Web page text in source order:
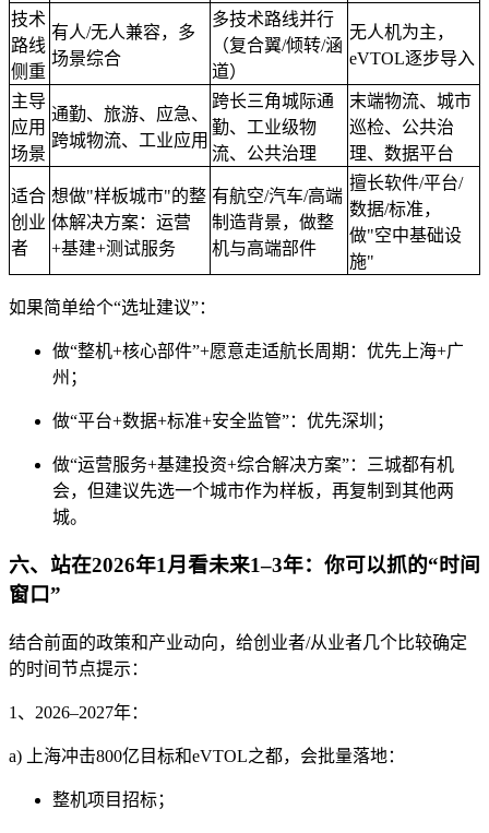
技术
路线
侧重
有人/无人兼容，多
场景综合
多技术路线并行
（复合翼/倾转/涵
道）
无人机为主，
eVTOL逐步导入
主导
应用
场景
通勤、旅游、应急、
跨城物流、工业应用
跨长三角城际通
勤、工业级物
流、公共治理
末端物流、城市
巡检、公共治
理、数据平台
适合
创业
者
想做"样板城市"的整
体解决方案：运营
+基建+测试服务
有航空/汽车/高端
制造背景，做整
机与高端部件
擅长软件/平台/
数据/标准，
做"空中基础设
施"
如果简单给个“选址建议”：
做“整机+核心部件”+愿意走适航长周期：优先上海+广
州；
做“平台+数据+标准+安全监管”：优先深圳；
做“运营服务+基建投资+综合解决方案”：三城都有机
会，但建议先选一个城市作为样板，再复制到其他两
城。
六、站在2026年1月看未来1–3年：你可以抓的“时间
窗口”
结合前面的政策和产业动向，给创业者/从业者几个比较确定
的时间节点提示：
1、2026–2027年：
a) 上海冲击800亿目标和eVTOL之都，会批量落地：
整机项目招标；